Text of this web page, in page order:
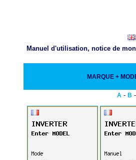
Manuel d'utilisation, notice de
MARQUE +
A - B -